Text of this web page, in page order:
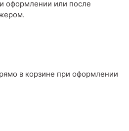
оформлении или после
в корзине при оформлении